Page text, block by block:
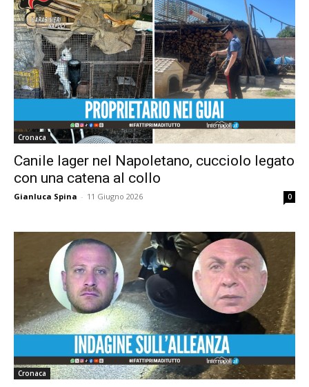
Cronaca
Canile lager nel Napoletano, cucciolo legato
con una catena al collo
Gianluca Spina - 11 Giugno 2026 0
Cronaca